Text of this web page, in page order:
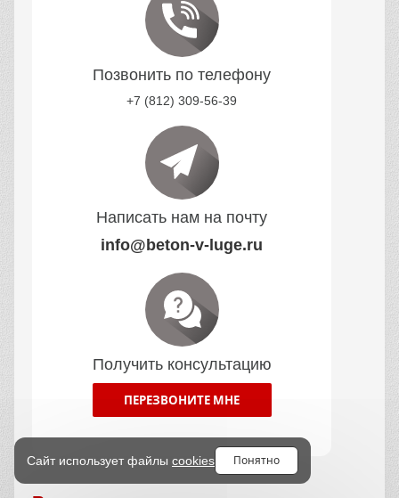
Позвонить по телефону
+7 (812) 309-56-39
Написать нам на почту
info@beton-v-luge.ru
Получить консультацию
ПЕРЕЗВОНИТЕ МНЕ
Сайт использует файлы cookies Понятно